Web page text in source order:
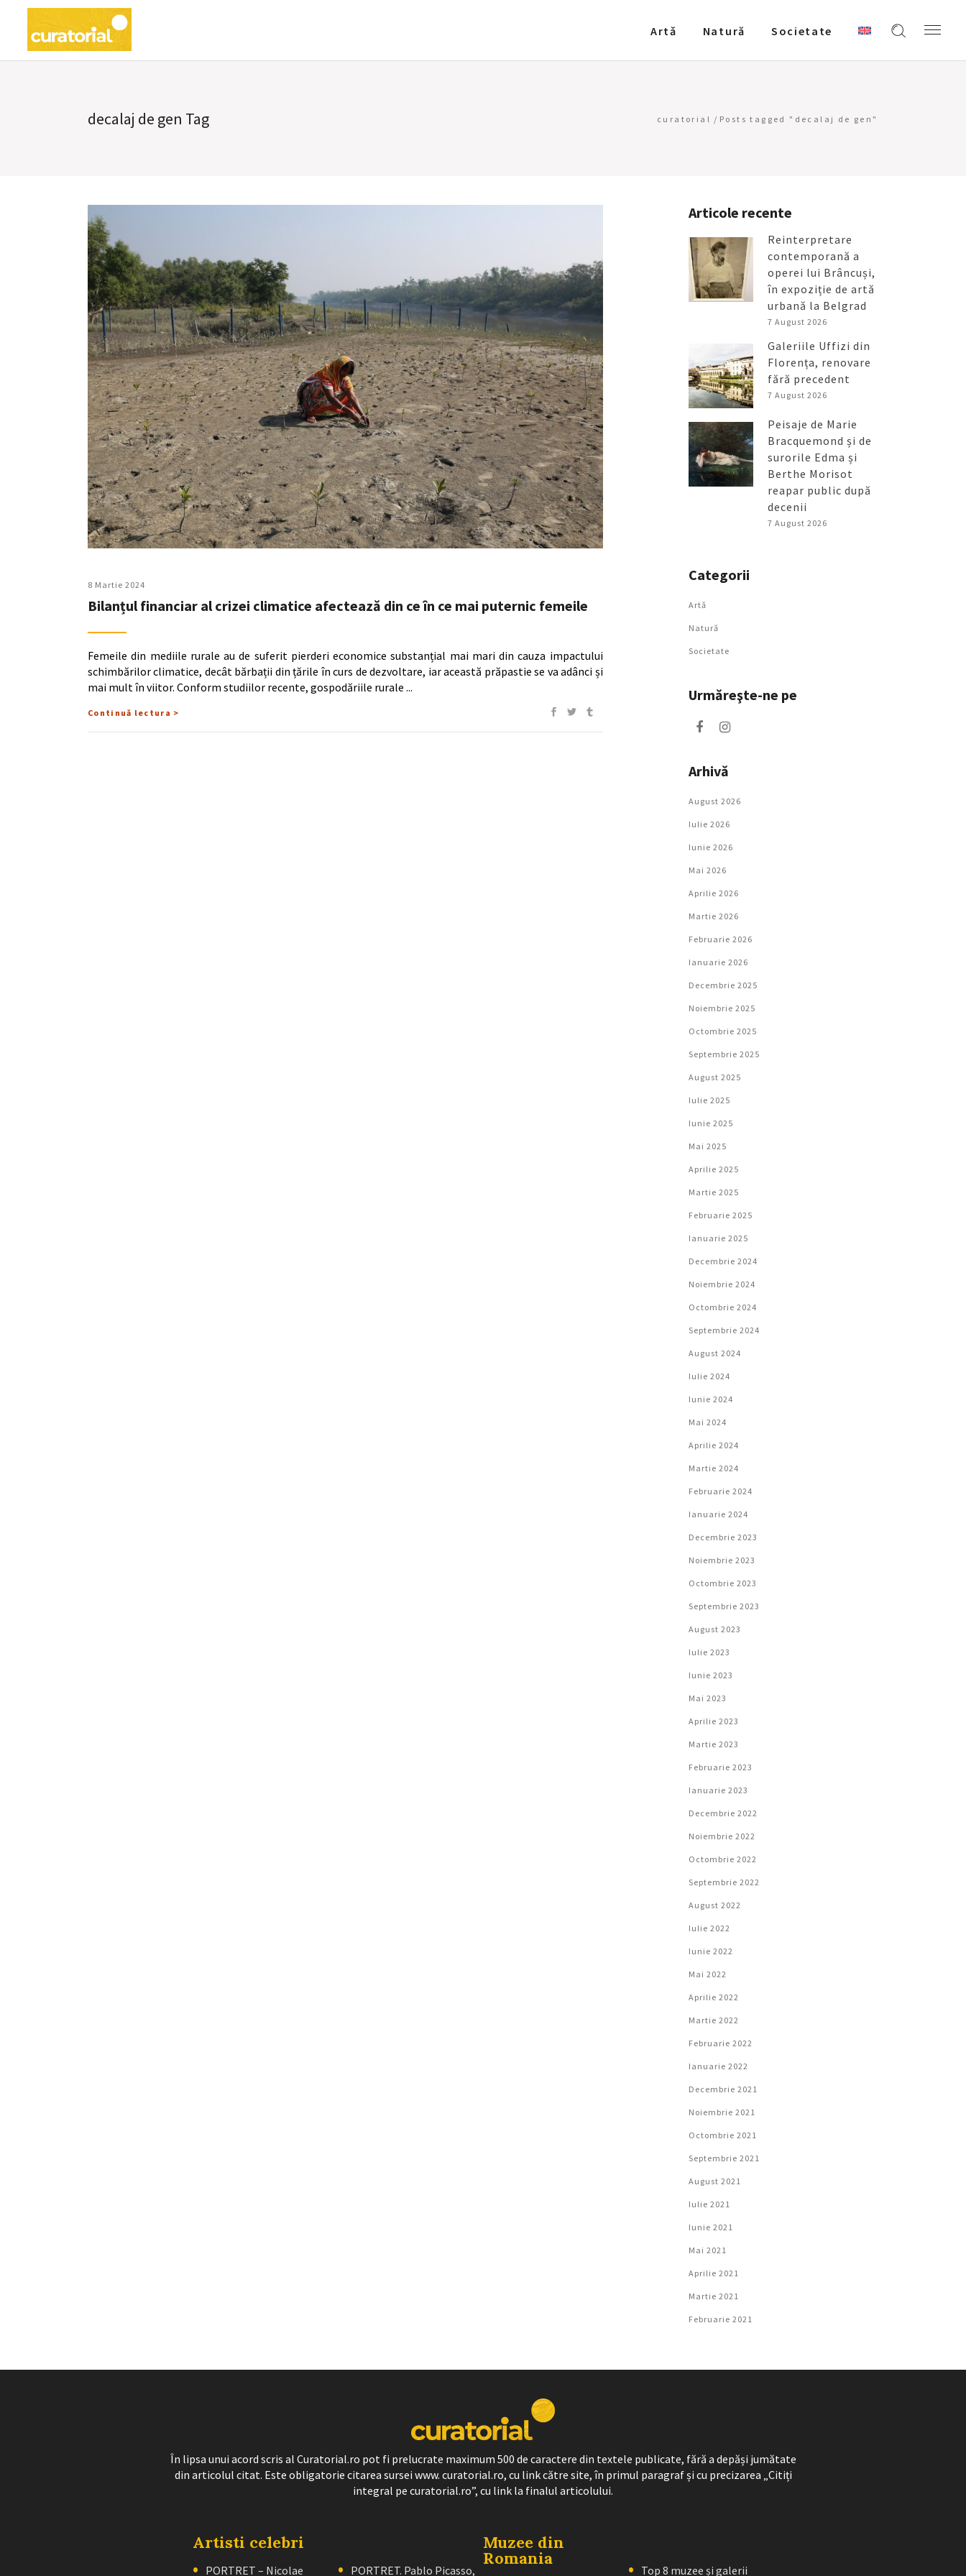
Artǎ Natură Societate
decalaj de gen Tag curatorial / Posts tagged "decalaj de gen"
8 Martie 2024
Bilanțul financiar al crizei climatice afectează din ce în ce mai puternic femeile
Femeile din mediile rurale au de suferit pierderi economice substanțial mai mari din cauza impactului
schimbărilor climatice, decât bărbații din țările în curs de dezvoltare, iar această prăpastie se va adânci și
mai mult în viitor. Conform studiilor recente, gospodăriile rurale
Continuă lectura >
Articole recente
Reinterpretare
contemporană a
operei lui Brâncuși,
în expoziție de artă
urbană la Belgrad
7 August 2026
Galeriile Uffizi din
Florența, renovare
fără precedent
7 August 2026
Peisaje de Marie
Bracquemond și de
surorile Edma și
Berthe Morisot
reapar public după
decenii
7 August 2026
Categorii
Artǎ
Natură
Societate
Urmăreşte-ne pe
Arhivă
August 2026
Iulie 2026
Iunie 2026
Mai 2026
Aprilie 2026
Martie 2026
Februarie 2026
Ianuarie 2026
Decembrie 2025
Noiembrie 2025
Octombrie 2025
Septembrie 2025
August 2025
Iulie 2025
Iunie 2025
Mai 2025
Aprilie 2025
Martie 2025
Februarie 2025
Ianuarie 2025
Decembrie 2024
Noiembrie 2024
Octombrie 2024
Septembrie 2024
August 2024
Iulie 2024
Iunie 2024
Mai 2024
Aprilie 2024
Martie 2024
Februarie 2024
Ianuarie 2024
Decembrie 2023
Noiembrie 2023
Octombrie 2023
Septembrie 2023
August 2023
Iulie 2023
Iunie 2023
Mai 2023
Aprilie 2023
Martie 2023
Februarie 2023
Ianuarie 2023
Decembrie 2022
Noiembrie 2022
Octombrie 2022
Septembrie 2022
August 2022
Iulie 2022
Iunie 2022
Mai 2022
Aprilie 2022
Martie 2022
Februarie 2022
Ianuarie 2022
Decembrie 2021
Noiembrie 2021
Octombrie 2021
Septembrie 2021
August 2021
Iulie 2021
Iunie 2021
Mai 2021
Aprilie 2021
Martie 2021
Februarie 2021
În lipsa unui acord scris al Curatorial.ro pot fi prelucrate maximum 500 de caractere din textele publicate, fără a depăși jumătate
din articolul citat. Este obligatorie citarea sursei www. curatorial.ro, cu link către site, în primul paragraf și cu precizarea „Citiți
integral pe curatorial.ro”, cu link la finalul articolului.
Artisti celebri
PORTRET – Nicolae PORTRET. Pablo Picasso,
Muzee din
Romania
Top 8 muzee și galerii